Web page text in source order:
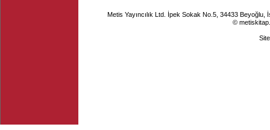
Metis Yayıncılık Ltd. İpek Sokak No.5, 34433
©